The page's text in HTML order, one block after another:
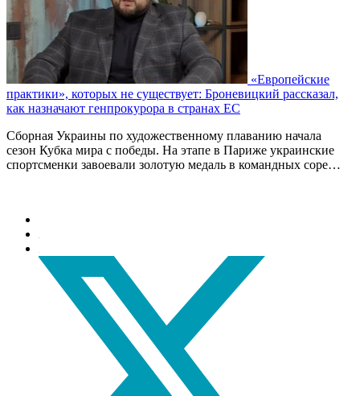
«Европейские
практики», которых не существует: Броневицкий рассказал,
как назначают генпрокурора в странах ЕС
Сборная Украины по художественному плаванию начала
сезон Кубка мира с победы. На этапе в Париже украинские
спортсменки завоевали золотую медаль в командных соре…